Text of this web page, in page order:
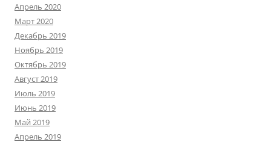
Апрель 2020
Март 2020
Декабрь 2019
Ноябрь 2019
Октябрь 2019
Август 2019
Июль 2019
Июнь 2019
Май 2019
Апрель 2019